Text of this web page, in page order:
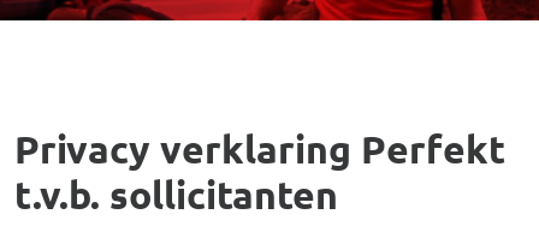
Privacy verklaring Perfekt
t.v.b. sollicitanten